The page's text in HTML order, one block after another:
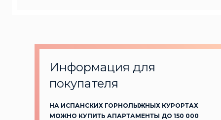
Информация для
покупателя
НА ИСПАНСКИХ ГОРНОЛЫЖНЫХ КУРОРТАХ
МОЖНО КУПИТЬ АПАРТАМЕНТЫ ДО 150 000